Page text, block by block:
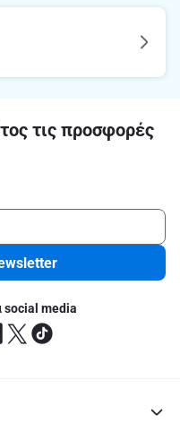
τις προσφορές
social media